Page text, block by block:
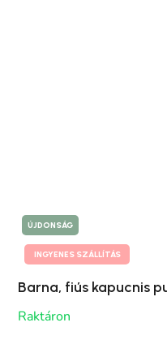
ÚJDONSÁG
INGYENES SZÁLLÍTÁS
Barna, fiús kapucnis
Raktáron